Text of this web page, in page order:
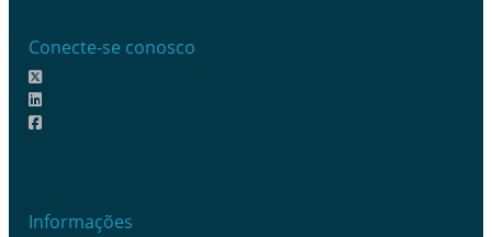
Conecte-se conosco
Informações